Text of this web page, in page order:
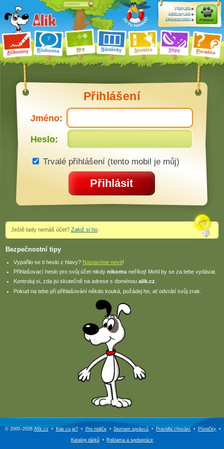
Alíkoviny Klubovna Hry Nástěnky Soutěže Vtipy Poradna
Výhody účtu
Založit nový účet
Zapomenuté heslo?
Přihlásit
Přihlášení
Jméno:
Heslo:
Trvalé přihlášení (tento mobil je můj)
Přihlásit
Ještě tady nemáš účet? Založ si ho.
Bezpečnostní tipy
Vypařilo se ti heslo z hlavy? Nastavíme nové!
Přihlašovací heslo pro svůj účet nikdy nikomu neříkej! Mohl by se za tebe vydávat.
Kontroluj si, zda jsi skutečně na adrese s doménou alik.cz
Pokud na tebe při přihlašování někdo kouká, požádej ho, ať odvrátí svůj zrak.
© 2000–2026Alík.cz • Kde co je? • Pro rodiče • Seznam správců • Pravidla chování • Písničky •
Katalog dárků • Reklama aspolupráce